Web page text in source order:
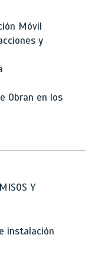
Móvil
y
Obran en los
Y
instalación